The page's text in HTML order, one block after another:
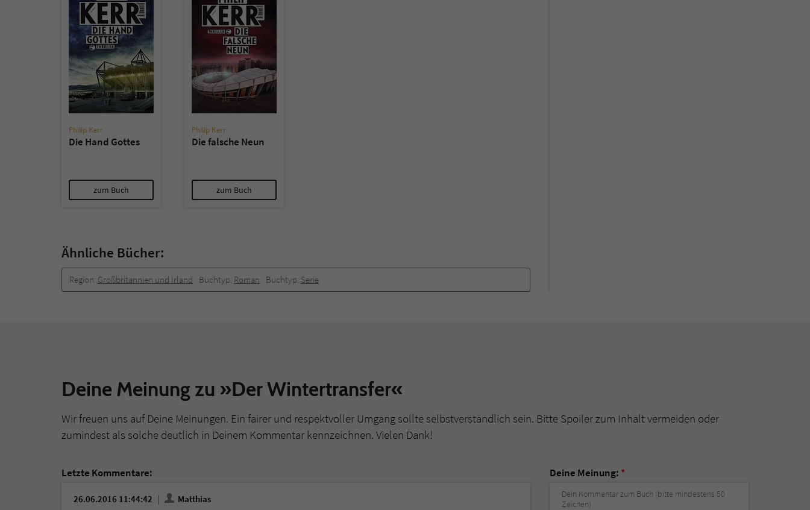
Philip Kerr
Die Hand Gottes
zum Buch
Philip Kerr
Die falsche Neun
zum Buch
Ähnliche Bücher:
Region: Großbritannien und Irland Buchtyp: Roman Buchtyp: Serie
Deine Meinung zu »Der Wintertransfer«
Wir freuen uns auf Deine Meinungen. Ein fairer und respektvoller Umgang sollte selbstverständlich sein. Bitte Spoiler zum Inhalt vermeiden oder
zumindest als solche deutlich in Deinem Kommentar kennzeichnen. Vielen Dank!
Letzte Kommentare:
26.06.2016 11:44:42
Matthias
Deine Meinung: *